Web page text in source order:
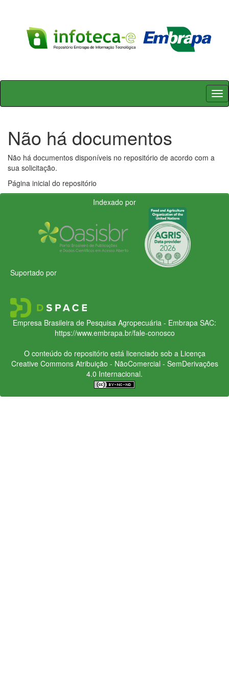
Skip
Não há documentos
Não há documentos disponíveis no repositório de acordo com a
sua solicitação.
Página inicial do repositório
Indexado por
Suportado por
Empresa Brasileira de Pesquisa Agropecuária - Embrapa SAC:
https://www.embrapa.br/fale-conosco
O conteúdo do repositório está licenciado sob a Licença
Creative CommonsAtribuição - NãoComercial - SemDerivações
4.0 Internacional.